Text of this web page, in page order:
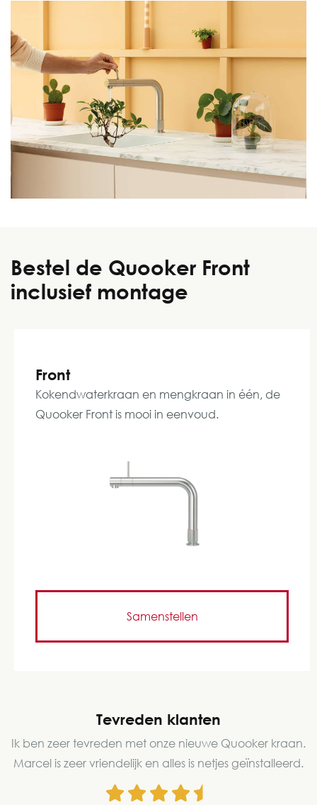
Bestel de Quooker Front
inclusief montage
Front
Kokendwaterkraan en mengkraan in één, de
Quooker Front is mooi in eenvoud.
Samenstellen
Tevreden klanten
Ik ben zeer tevreden met onze nieuwe Quooker kraan.
Marcel is zeer vriendelijk en alles is netjes geïnstalleerd.